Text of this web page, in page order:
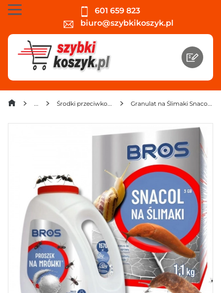
601 659 823
biuro@szybkikoszyk.pl
Środki przeciwko owadom, gryzoniom, kretom Granulat na Ślimaki Snacol 3GB 1,1kg + Proszek na mrówki Bros 1 kg